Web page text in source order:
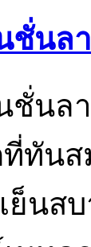
ชั่นล
ชั่นล
ทัน
นส